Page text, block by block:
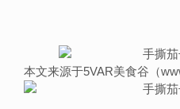
本文来源于5VAR美食谷（